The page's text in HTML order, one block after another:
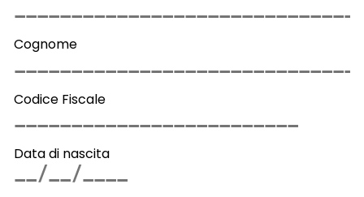
Cognome
Codice Fiscale
Data di nascita